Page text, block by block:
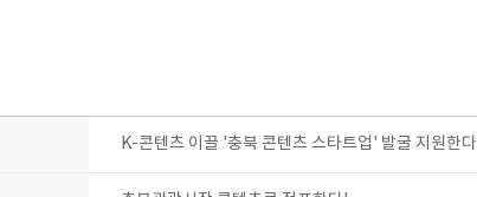
K-콘텐츠 이끌 '충북 콘텐츠 스타트업' 발굴 지원한다